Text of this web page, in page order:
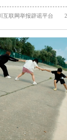
年8月5日）
互联网举报辟谣平台